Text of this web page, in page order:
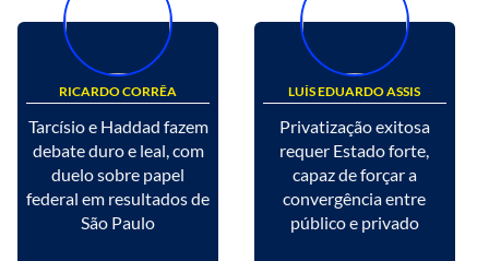
RICARDO CORRÊA
Tarcísio e Haddad fazem
debate duro e leal, com
duelo sobre papel
federal em resultados de
São Paulo
LUÍS EDUARDO ASSIS
Privatização exitosa
requer Estado forte,
capaz de forçar a
convergência entre
público e privado